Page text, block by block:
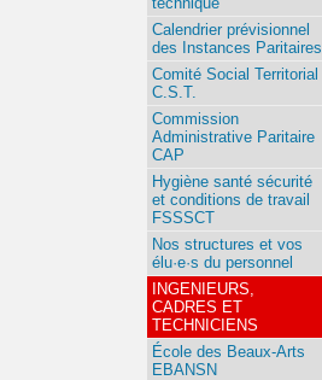
Calendrier prévisionnel
des Instances Paritaires
Comité Social Territorial
C.S.T.
Commission
Administrative Paritaire
CAP
Hygiène santé sécurité
et conditions de travail
FSSSCT
Nos structures et vos
élu·e·s du personnel
INGENIEURS,
CADRES ET
TECHNICIENS
École des Beaux-Arts
EBANSN